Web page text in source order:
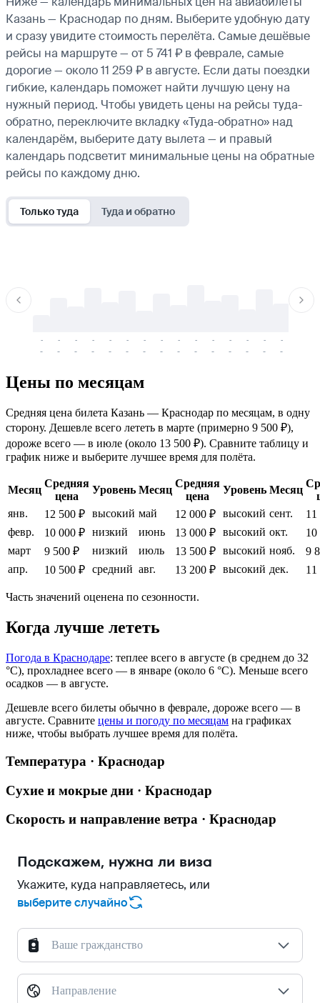
Казань — Краснодар по дням. Выберите удобную дату
и сразу увидите стоимость перелёта. Самые дешёвые
рейсы на маршруте — от 5 741 ₽ в феврале, самые
дорогие — около 11 259 ₽ в августе. Если даты поездки
гибкие, календарь поможет найти лучшую цену на
нужный период. Чтобы увидеть цены на рейсы туда-
обратно, переключите вкладку «Туда-обратно» над
календарём, выберите дату вылета — и правый
календарь подсветит минимальные цены на обратные
рейсы по каждому дню.
Только туда Туда и обратно
-
-
-
-
-
-
-
-
-
-
-
-
-
-
-
-
-
-
-
-
-
-
-
-
-
-
-
-
-
-
Цены по месяцам
Средняя цена билета Казань — Краснодар по месяцам, в одну
сторону. Дешевле всего лететь в марте (примерно 9 500 ₽),
дороже всего — в июле (около 13 500 ₽). Сравните таблицу и
график ниже и выберите лучшее время для полёта.
Месяц
Средняя
цена
Уровень Месяц
Средняя
цена
Уровень Месяц
янв.
12 500 ₽ высокий май 12 000 ₽ высокий сент.
11
февр.
10 000 ₽ низкий июнь 13 000 ₽ высокий окт.
10
март
9 500 ₽ низкий июль 13 500 ₽ высокий нояб.
9
апр.
10 500 ₽ средний авг. 13 200 ₽ высокий дек. 11
Часть значений оценена по сезонности.
Когда лучше лететь
Погода в Краснодаре: теплее всего в августе (в среднем до 32
°C), прохладнее всего — в январе (около 6 °C). Меньше всего
осадков — в августе.
Дешевле всего билеты обычно в феврале, дороже всего — в
августе. Сравните цены и погоду по месяцам на графиках
ниже, чтобы выбрать лучшее время для полёта.
Температура · Краснодар
Сухие и мокрые дни · Краснодар
Скорость и направление ветра · Краснодар
Подскажем, нужна ли виза
Укажите, куда направляетесь, или
выберите случайно
Ваше гражданство
Направление